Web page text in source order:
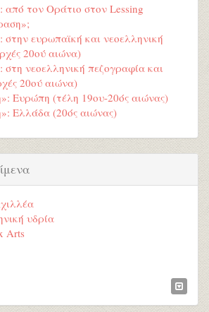
από τον Οράτιο στον Lessing
στην ευρωπαϊκή και νεοελληνική
20ού αιώνα)
στη νεοελληνική πεζογραφία και
20ού αιώνα)
Ευρώπη (τέλη 19ου-20ός αιώνας)
Ελλάδα (20ός αιώνας)
υδρία
Arts